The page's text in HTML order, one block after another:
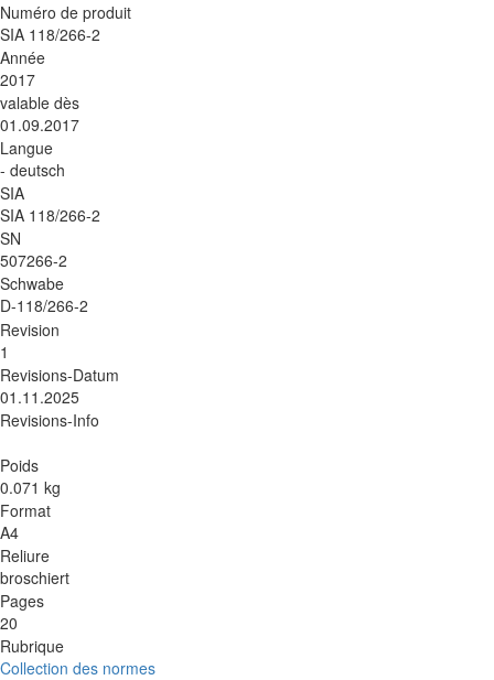
Numéro de produit
SIA 118/266-2
Année
2017
valable dès
01.09.2017
Langue
- deutsch
SIA
SIA 118/266-2
SN
507266-2
Schwabe
D-118/266-2
Revision
1
Revisions-Datum
01.11.2025
Revisions-Info
Poids
0.071 kg
Format
A4
Reliure
broschiert
Pages
20
Rubrique
Collection des normes